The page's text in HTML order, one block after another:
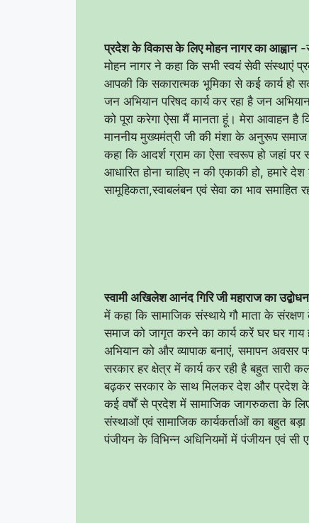
प्रदेश के विकास के लिए मोहन नागर का आह्वान-
मोहन नागर ने कहा कि सभी स्वयं सेवी संस्थाएं
आपकी कि सकारात्मक भूमिका से कई कार्य हो
जन अभियान परिषद कार्य कर रहा है जन
को पूरा करेगा ऐसा मैं मानता हूं। मेरा आवाहन है
माननीय मुख्यमंत्री जी की मंशा के अनुरूप
कहा कि आदर्श ग्राम का ऐसा स्वरूप हो जहां
आधारित होना चाहिए न की एकाकी हो, हमारे
सामूहिकता,स्वाबलंबन एवं सेवा का भाव समाहित
स्वामी अखिलेश आनंद गिरि जी महाराज का
में कहा कि सामाजिक संस्थाये गौ माता के
समाज को जागृत करने का कार्य करें घर घर गाय
अभियान को और व्यापाक बनाएं, समापन अवसर
सरकार हर क्षेत्र में कार्य कर रही है बहुत सारी
बढ़कर सरकार के साथ मिलकर देश और प्रदेश के
कई वर्षों से प्रदेश में सामाजिक जागरुकता के
संस्थाओं एवं सामाजिक कार्यकर्ताओं का बहुत
पंजीयन के विभिन्न अधिनियमों में पंजीयन एवं सी